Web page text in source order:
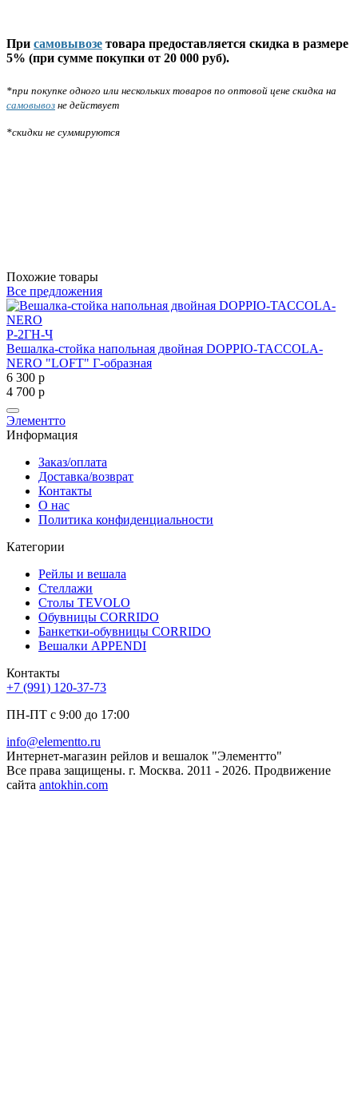
При самовывозе товара предоставляется скидка в размере
5% (при сумме покупки от 20 000 руб).
*при покупке одного или нескольких товаров по оптовой цене скидка на
самовывоз не действует
*скидки не суммируются
Похожие товары
Все предложения
Р-2ГН-Ч
Вешалка-стойка напольная двойная DOPPIO-TACCOLA-
NERO "LOFT" Г-образная
6 300 р
4 700 р
Элементто
Информация
Заказ/оплата
Доставка/возврат
Контакты
О нас
Политика конфиденциальности
Категории
Рейлы и вешала
Стеллажи
Столы TEVOLO
Обувницы CORRIDO
Банкетки-обувницы CORRIDO
Вешалки APPENDI
Контакты
+7 (991) 120-37-73
ПН-ПТ с 9:00 до 17:00
info@elementto.ru
Интернет-магазин рейлов и вешалок "Элементто"
Все права защищены. г. Москва. 2011 - 2026. Продвижение
сайта antokhin.com